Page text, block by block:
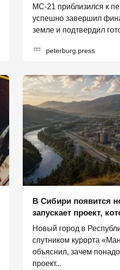
МС-21 приблизился к
успешно завершил
земле и подтвердил
peterburg.press
В Сибири появится
запускает проект,
Новый город в
спутником курорта
объяснил, зачем
проект...